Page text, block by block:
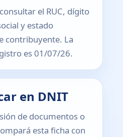
el RUC, dígito
y estado
contribuyente. La
es 01/07/26.
en DNIT
de documentos o
esta ficha con